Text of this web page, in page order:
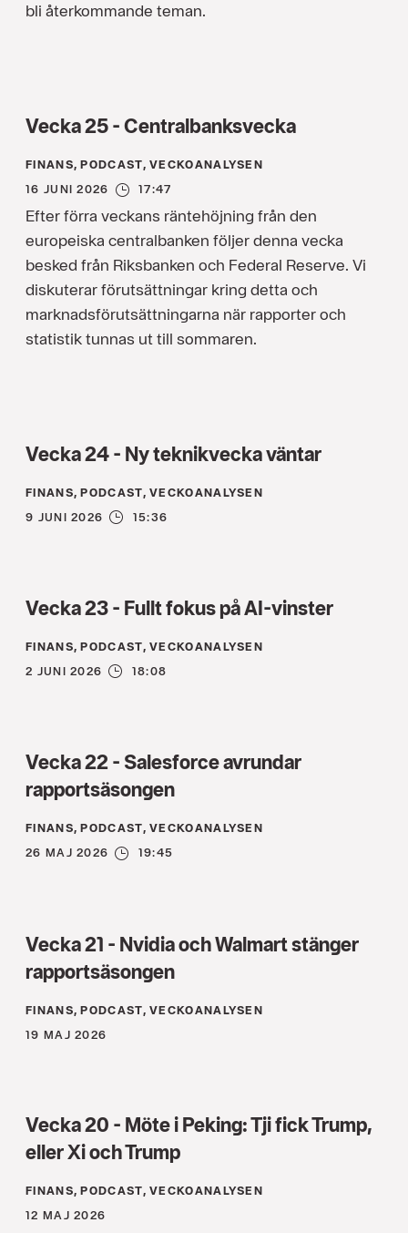
bli återkommande teman.
Vecka 25 - Centralbanksvecka
FINANS, PODCAST, VECKOANALYSEN
16 JUNI 2026
17:47
Efter förra veckans räntehöjning från den
europeiska centralbanken följer denna vecka
besked från Riksbanken och Federal Reserve. Vi
diskuterar förutsättningar kring detta och
marknadsförutsättningarna när rapporter och
statistik tunnas ut till sommaren.
Vecka 24 - Ny teknikvecka väntar
FINANS, PODCAST, VECKOANALYSEN
9 JUNI 2026
15:36
Vecka 23 - Fullt fokus på AI-vinster
FINANS, PODCAST, VECKOANALYSEN
2 JUNI 2026
18:08
Vecka 22 - Salesforce avrundar
rapportsäsongen
FINANS, PODCAST, VECKOANALYSEN
26 MAJ 2026
19:45
Vecka 21 - Nvidia och Walmart stänger
rapportsäsongen
FINANS, PODCAST, VECKOANALYSEN
19 MAJ 2026
Vecka 20 - Möte i Peking: Tji fick Trump,
eller Xi och Trump
FINANS, PODCAST, VECKOANALYSEN
12 MAJ 2026